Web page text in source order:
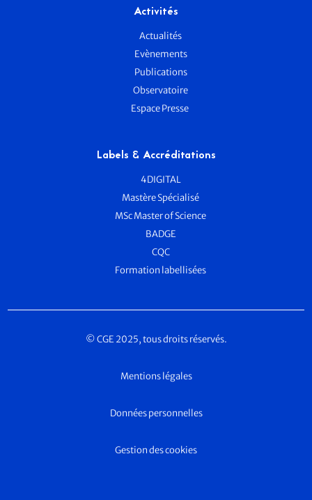
Activités
Actualités
Evènements
Publications
Observatoire
Espace Presse
Labels & Accréditations
4DIGITAL
Mastère Spécialisé
MSc Master of Science
BADGE
CQC
Formation labellisées
© CGE 2025, tous droits réservés.
Mentions légales
Données personnelles
Gestion des cookies